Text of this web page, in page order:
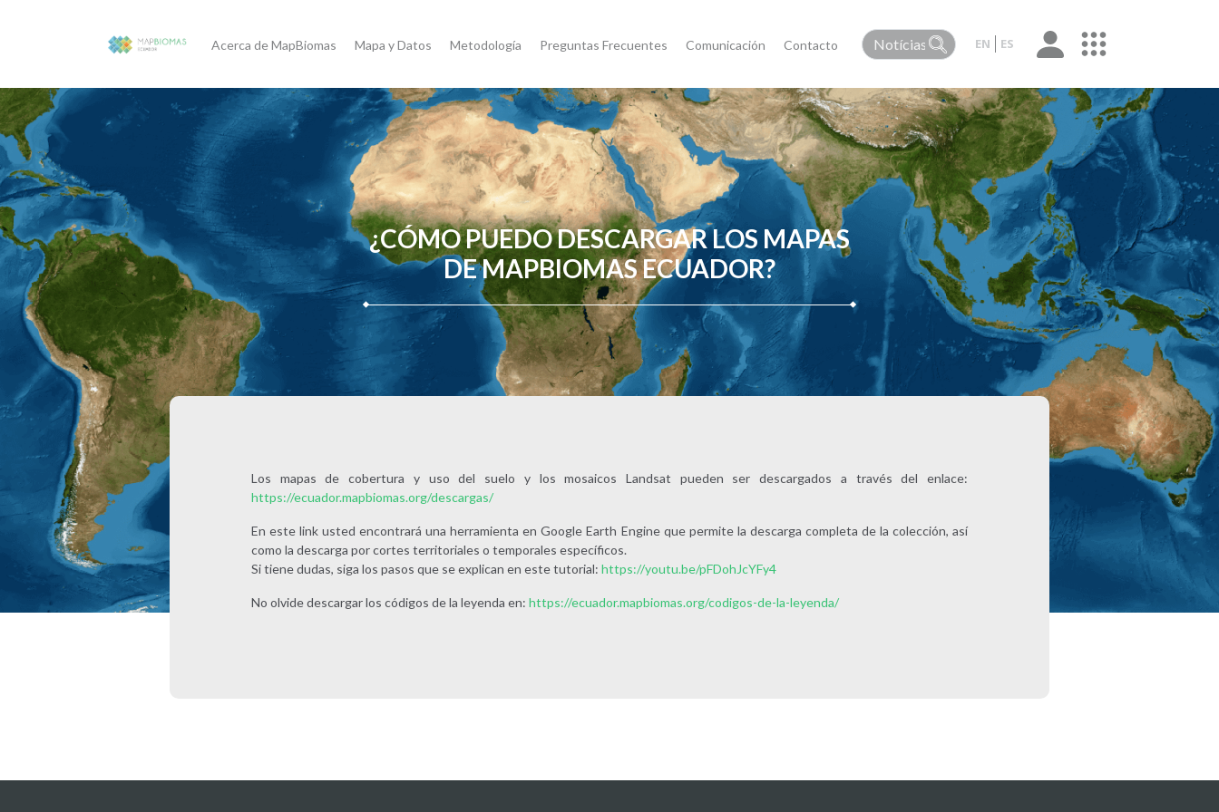
Acerca de MapBiomas Mapa y Datos Metodología Preguntas Frecuentes Comunicación Contacto EN ES
¿CÓMO PUEDO DESCARGAR LOS MAPAS
DE MAPBIOMAS ECUADOR?
Los mapas de cobertura y uso del suelo y los mosaicos Landsat pueden ser descargados a través del enlace:
https://ecuador.mapbiomas.org/descargas/
En este link usted encontrará una herramienta en Google Earth Engine que permite la descarga completa de la colección, así
como la descarga por cortes territoriales o temporales específicos.
Si tiene dudas, siga los pasos que se explican en este tutorial: https://youtu.be/pFDohJcYFy4
No olvide descargar los códigos de la leyenda en: https://ecuador.mapbiomas.org/codigos-de-la-leyenda/